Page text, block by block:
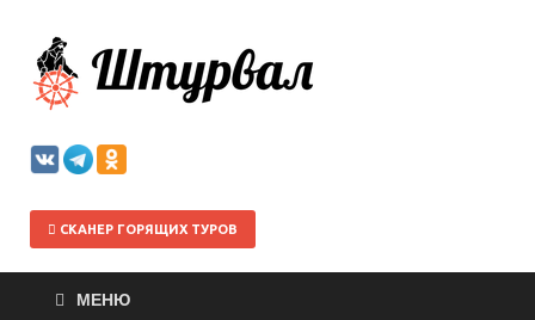
СКАНЕР ГОРЯЩИХ ТУРОВ
МЕНЮ